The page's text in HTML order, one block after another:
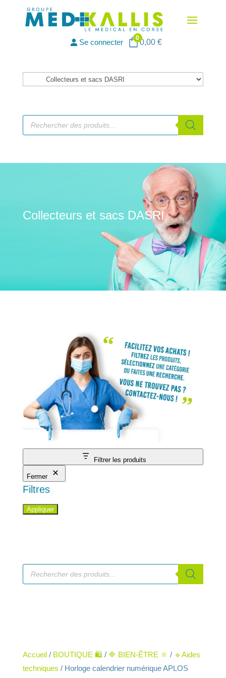
Se connecter 00,00 €
Catégories
Recherche
produits
Collecteurs et sacs DASRI
Filtrer les produits
Fermer
Filtres
Appliquer
Recherche
produits
Accueil/ BOUTIQUE 🛍️ / 🔷 BIEN-ÊTRE 🔆 / 🔹Aides
techniques / Horloge calendrier numérique APLOS